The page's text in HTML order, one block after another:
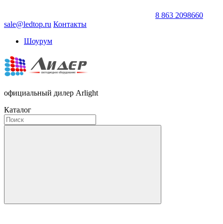
8 863 2098660
sale@ledtop.ru Контакты
Шоурум
официальный дилер Arlight
Каталог